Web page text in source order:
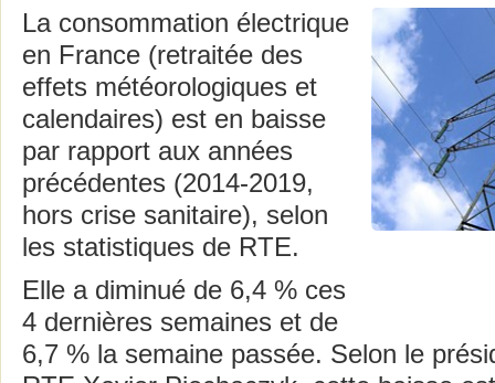
La consommation électrique
en France (retraitée des
effets météorologiques et
calendaires) est en baisse
par rapport aux années
précédentes (2014-2019,
hors crise sanitaire), selon
les statistiques de RTE.
Elle a diminué de 6,4 % ces
4 dernières semaines et de
6,7 % la semaine passée. Selon le